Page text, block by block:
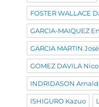
FOSTER WALLACE
GARCIA-MAIQUEZ
GARCIA MARTIN
GOMEZ DAVILA
INDRIDASON
ISHIGURO Kazuo